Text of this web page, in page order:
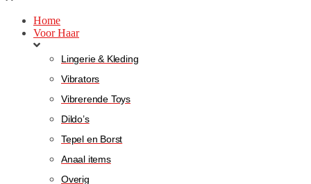
Home
Voor Haar
Lingerie & Kleding
Vibrators
Vibrerende Toys
Dildo’s
Tepel en Borst
Anaal items
Overig